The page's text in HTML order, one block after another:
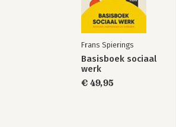
Frans Spierings
Basisboek sociaal
werk
€ 49,95